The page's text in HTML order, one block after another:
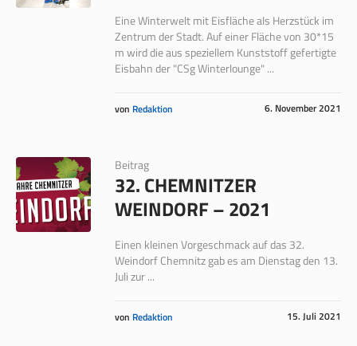
Eine Winterwelt mit Eisfläche als Herzstück im
Zentrum der Stadt. Auf einer Fläche von 30*15
m wird die aus speziellem Kunststoff gefertigte
Eisbahn der "CSg Winterlounge" ...
6. November 2021
von Redaktion
Beitrag
32. CHEMNITZER
WEINDORF – 2021
Einen kleinen Vorgeschmack auf das 32.
Weindorf Chemnitz gab es am Dienstag den 13.
Juli zur ...
15. Juli 2021
von Redaktion